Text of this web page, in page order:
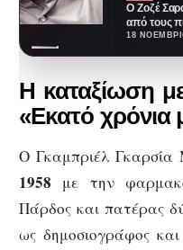
Ο Ζοζέ
από τους
18
Η καταξίωση
«Εκατό χρόνια
Ο Γκαμπριέλ Γκαρσία
1958 με την
Πάρδος και πατέρας
ως δημοσιογράφος